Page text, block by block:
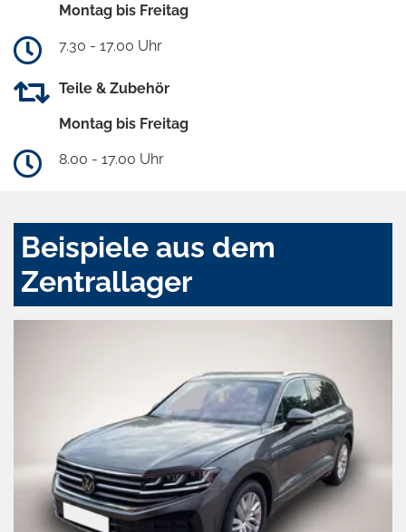
Montag bis Freitag
7.30 - 17.00 Uhr
Teile & Zubehör
Montag bis Freitag
8.00 - 17.00 Uhr
Beispiele aus dem
Zentrallager